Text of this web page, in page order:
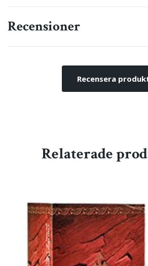
Recensioner
Recensera
Relaterade